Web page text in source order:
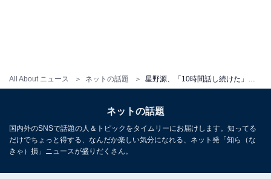
All About ニュース ネットの話題
ネットの話題
国内外のSNSで話題の人＆トピックをタイムリーにお届けします。知ってる
だけでちょっと得する、なんだか楽しい気分になれる、ネット発「知ら（な
きゃ）損」ニュースが盛りだくさん。